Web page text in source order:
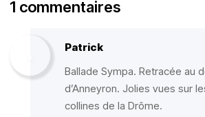
1 commentaires
Patrick
Ballade Sympa. Retracée au
d’Anneyron. Jolies vues sur
collines de la Drôme.